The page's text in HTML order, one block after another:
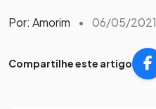
Por: Amorim • 06/05/2021
Compartilhe este artigo